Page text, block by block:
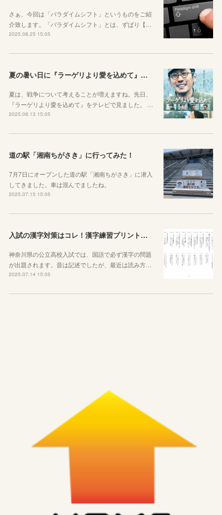
さぁ、今回は「パラダイムシフト」というものをご紹
介致します。「パラダイムシフト」とは、ずばり【…
2025.08.25 15:05
夏の暑い日に『ラーゲリより愛を込めて』を見ました
夏は、戦争について考えることが増えますね。先日、
『ラーゲリより愛を込めて』をテレビで見ました。 …
2025.08.13 15:05
道の駅「湘南ちがさき」に行ってみた！
7月7日にオープンした道の駅「湘南ちがさき」に潜入
してきました。車は混んでましたね。
2025.07.15 15:05
入試の漢字対策はコレ！漢字練習プリントのご紹介！
神奈川県の公立高校入試では、国語で必ず漢字の問題
が出題されます。昔は記述でしたが、最近は読み方…
2025.07.14 15:05